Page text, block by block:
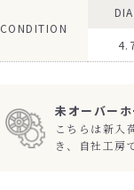
CONDITION
未オーバー
こちらは新入
き、自社工房